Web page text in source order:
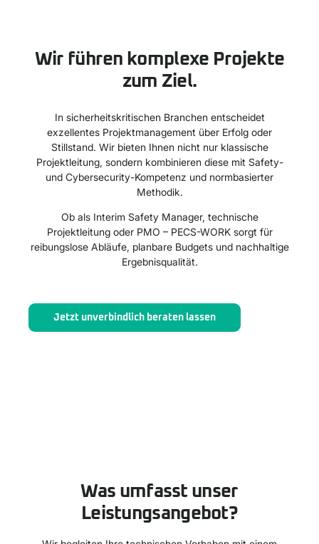
Wir führen komplexe Projekte
zum Ziel.
In sicherheitskritischen Branchen entscheidet
exzellentes Projektmanagement über Erfolg oder
Stillstand. Wir bieten Ihnen nicht nur klassische
Projektleitung, sondern kombinieren diese mit Safety-
und Cybersecurity-Kompetenz und normbasierter
Methodik.
Ob als Interim Safety Manager, technische
Projektleitung oder PMO – PECS-WORK sorgt für
reibungslose Abläufe, planbare Budgets und nachhaltige
Ergebnisqualität.
Jetzt unverbindlich beraten lassen
Was umfasst unser
Leistungsangebot?